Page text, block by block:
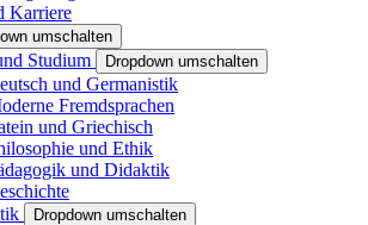
Karriere
umschalten
Studium Dropdown umschalten
und Germanistik
Fremdsprachen
und Griechisch
und Ethik
und Didaktik
Dropdown umschalten